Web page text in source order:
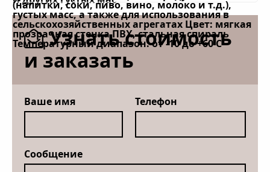
Узнать стоимость
и заказать
Ваше имя Телефон
Сообщение